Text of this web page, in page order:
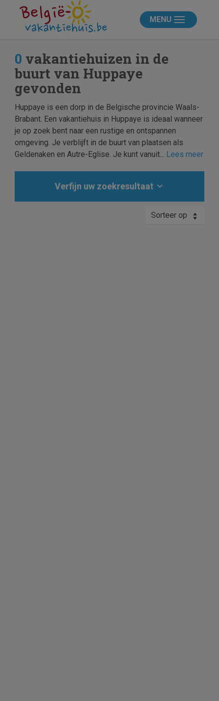
MENU
0 vakantiehuizen in de
buurt van Huppaye
gevonden
Huppaye is een dorp in de Belgische provincie Waals-
Brabant. Een vakantiehuis in Huppaye is ideaal wanneer
je op zoek bent naar een rustige en ontspannen
omgeving. Je verblijft in de buurt van plaatsen als
Geldenaken en Autre-Eglise. Je kunt vanuit... Lees meer
Verfijn uw zoekresultaat
Sorteer op